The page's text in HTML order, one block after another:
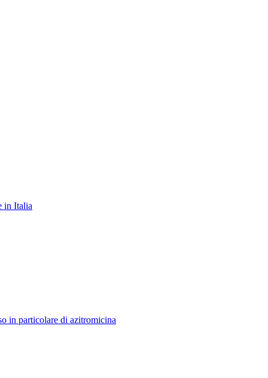
in Italia
in particolare di azitromicina